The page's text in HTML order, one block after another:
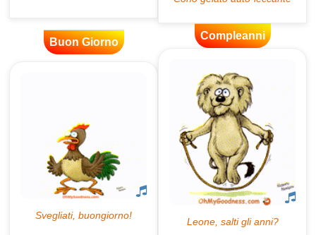
Buon Giorno
Compleanni